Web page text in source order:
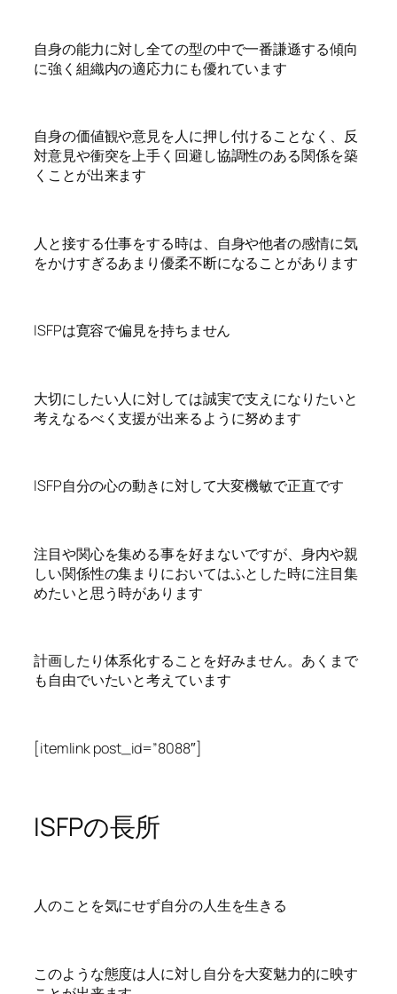
自身の能力に対し全ての型の中で一番謙遜する傾向
に強く組織内の適応力にも優れています
自身の価値観や意見を人に押し付けることなく、反
対意見や衝突を上手く回避し協調性のある関係を築
くことが出来ます
人と接する仕事をする時は、自身や他者の感情に気
をかけすぎるあまり優柔不断になることがあります
ISFPは寛容で偏見を持ちません
大切にしたい人に対しては誠実で支えになりたいと
考えなるべく支援が出来るように努めます
ISFP自分の心の動きに対して大変機敏で正直です
注目や関心を集める事を好まないですが、身内や親
しい関係性の集まりにおいてはふとした時に注目集
めたいと思う時があります
計画したり体系化することを好みません。あくまで
も自由でいたいと考えています
[itemlink post_id=”8088″]
ISFPの長所
人のことを気にせず自分の人生を生きる
このような態度は人に対し自分を大変魅力的に映す